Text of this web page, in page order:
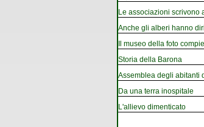
Le associazioni scrivono
Anche gli alberi hanno
Il museo della foto
Storia della Barona
Assemblea degli abitanti
Da una terra inospitale
L'allievo dimenticato